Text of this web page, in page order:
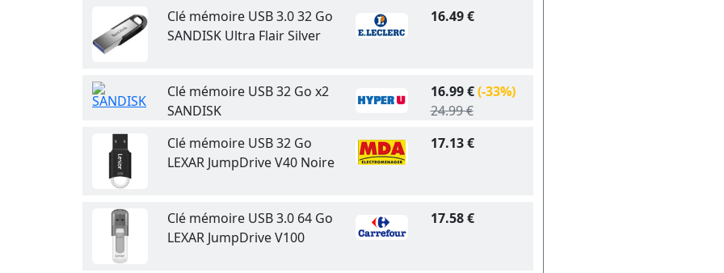
Clé mémoire USB 3.0 32 Go
SANDISK Ultra Flair Silver
16.49 €
Clé mémoire USB 32 Go x2
SANDISK
16.99 €(-33%)
24.99 €
Clé mémoire USB 32 Go
LEXAR JumpDrive V40 Noire
17.13 €
Clé mémoire USB 3.0 64 Go
LEXAR JumpDrive V100
17.58 €